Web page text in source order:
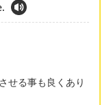
せる事も良くあり